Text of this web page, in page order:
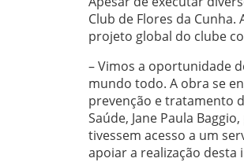
Club de Flores da
projeto global do clube
– Vimos a oportunidade
mundo todo. A obra se
prevenção e tratamento
Saúde, Jane Paula
tivessem acesso a um
apoiar a realização